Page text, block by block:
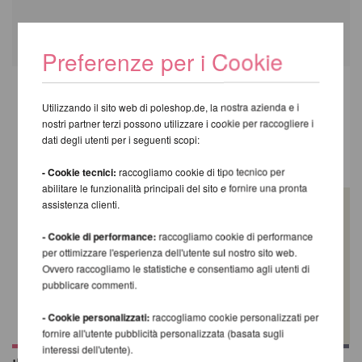
TI CONSIGLIAMO I SEGUENTI
PRODOTTI
Preferenze per i Cookie
Utilizzando il sito web di poleshop.de, la nostra azienda e i
nostri partner terzi possono utilizzare i cookie per raccogliere i
dati degli utenti per i seguenti scopi:
- Cookie tecnici: raccogliamo cookie di tipo tecnico per
abilitare le funzionalità principali del sito e fornire una pronta
assistenza clienti.
- Cookie di performance: raccogliamo cookie di performance
per ottimizzare l'esperienza dell'utente sul nostro sito web.
Ovvero raccogliamo le statistiche e consentiamo agli utenti di
pubblicare commenti.
- Cookie personalizzati: raccogliamo cookie personalizzati per
fornire all'utente pubblicità personalizzata (basata sugli
interessi dell'utente).